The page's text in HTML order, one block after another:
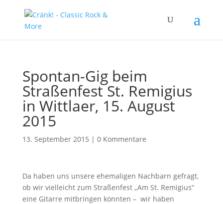
Spontan-Gig beim
Straßenfest St. Remigius
in Wittlaer, 15. August
2015
13. September 2015 | 0 Kommentare
Da haben uns unsere ehemaligen Nachbarn gefragt,
ob wir vielleicht zum Straßenfest „Am St. Remigius“
eine Gitarre mitbringen könnten – wir haben